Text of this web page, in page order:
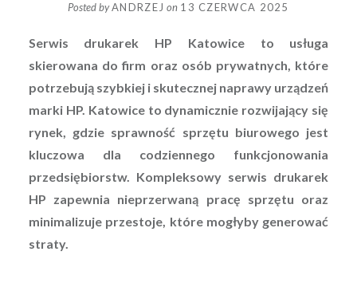
Posted byANDRZEJ on 13 CZERWCA 2025
Serwis drukarek HP Katowice to usługa
skierowana do firm oraz osób prywatnych, które
potrzebują szybkiej i skutecznej naprawy urządzeń
marki HP. Katowice to dynamicznie rozwijający się
rynek, gdzie sprawność sprzętu biurowego jest
kluczowa dla codziennego funkcjonowania
przedsiębiorstw. Kompleksowy serwis drukarek
HP zapewnia nieprzerwaną pracę sprzętu oraz
minimalizuje przestoje, które mogłyby generować
straty.